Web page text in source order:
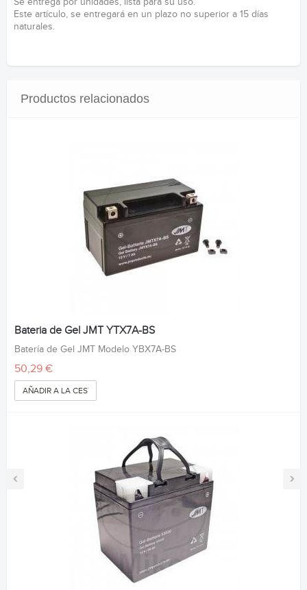
Este artículo, se entregará en un plazo no superior a 15 días
naturales.
Productos relacionados
‹ ›
Bateria de Gel JMT YTX7A-BS
Batería de Gel JMT Modelo YBX7A-BS
50,29 €
AÑADIR A LA CESTA